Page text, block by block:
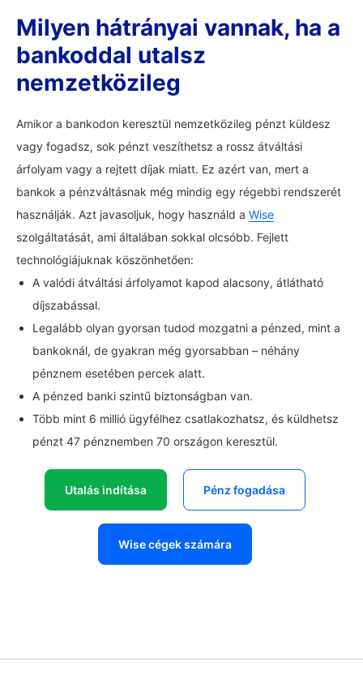
Milyen hátrányai vannak, ha a
bankoddal utalsz
nemzetközileg
Amikor a bankodon keresztül nemzetközileg pénzt küldesz
vagy fogadsz, sok pénzt veszíthetsz a rossz átváltási
árfolyam vagy a rejtett díjak miatt. Ez azért van, mert a
bankok a pénzváltásnak még mindig egy régebbi rendszerét
használják. Azt javasoljuk, hogy használd a Wise
szolgáltatását, ami általában sokkal olcsóbb. Fejlett
technológiájuknak köszönhetően:
A valódi átváltási árfolyamot kapod alacsony, átlátható
díjszabással.
Legalább olyan gyorsan tudod mozgatni a pénzed, mint a
bankoknál, de gyakran még gyorsabban – néhány
pénznem esetében percek alatt.
A pénzed banki szintű biztonságban van.
Több mint 6 millió ügyfélhez csatlakozhatsz, és küldhetsz
pénzt 47 pénznemben 70 országon keresztül.
Utalás indítása Pénz fogadása
Wise cégek számára